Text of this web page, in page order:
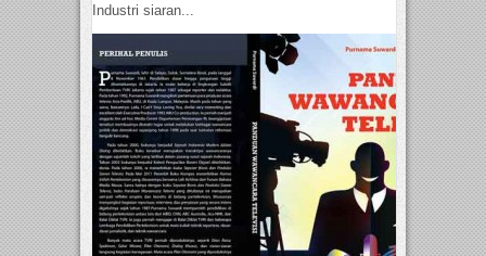
Industri siaran...